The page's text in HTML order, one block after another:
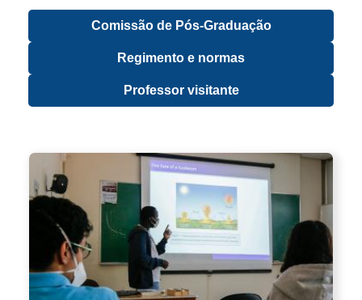
Comissão de Pós-Graduação
Regimento e normas
Professor visitante